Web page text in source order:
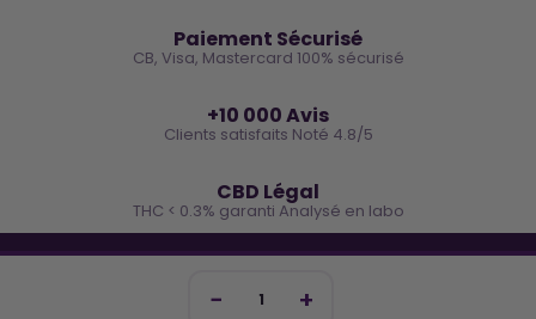
Paiement Sécurisé
CB, Visa, Mastercard 100% sécurisé
+10 000 Avis
Clients satisfaits Noté 4.8/5
CBD Légal
THC < 0.3% garanti Analysé en labo
Inscris-toi et reçois -10€ sur ta prochaine commande